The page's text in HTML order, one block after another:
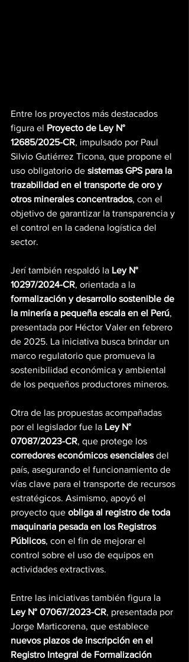
Entre los proyectos más destacados
figura el Proyecto de Ley N°
12685/2025-CR, impulsado por Paul
Silvio Gutiérrez Ticona, que propone el
uso obligatorio de sistemas GPS para la
trazabilidad en el transporte de oro y
otros minerales concentrados, con el
objetivo de garantizar la transparencia y
el control en la cadena logística del
sector.
Jerí también respaldó la Ley N°
10297/2024-CR, orientada a la
formalización y desarrollo sostenible de
la minería a pequeña escala en el Perú,
presentada por Héctor Valer en febrero
de 2025. La iniciativa busca brindar un
marco regulatorio que promueva la
sostenibilidad económica y ambiental
de los pequeños productores mineros.
Otra de las propuestas acompañadas
por el legislador fue la Ley N°
07087/2023-CR, que protege los
corredores económicos esenciales del
país, asegurando el funcionamiento de
vías clave para el transporte de recursos
estratégicos. Asimismo, apoyó el
proyecto que obliga al registro de toda
maquinaria pesada en los Registros
Públicos, con el fin de mejorar el
control sobre el uso de equipos en
actividades extractivas.
Entre las iniciativas también figura la
Ley N° 07067/2023-CR, presentada por
Jorge Marticorena, que establece
nuevos plazos de inscripción en el
Registro Integral de Formalización